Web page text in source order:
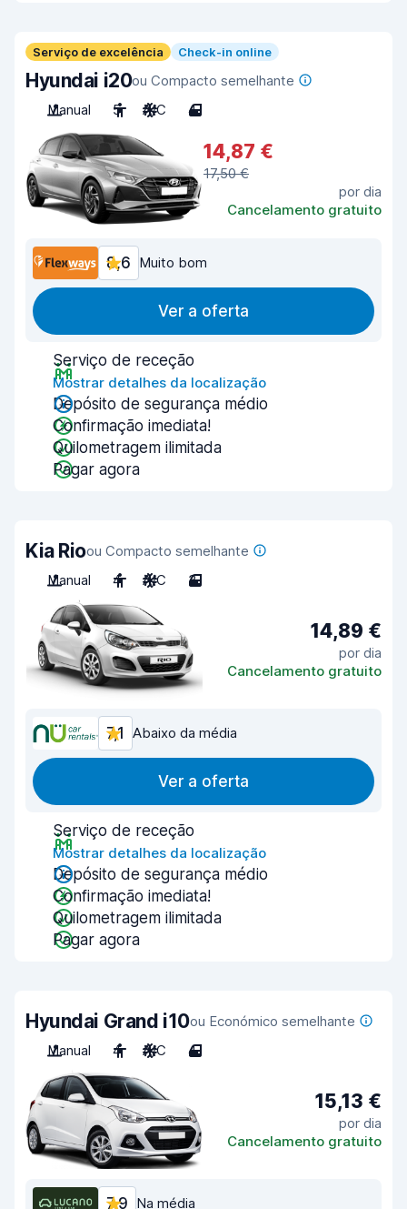
Serviço de excelência Check-in online
Hyundai i20ou Compacto semelhante
Manual
5 A/C 4
14,87 €
17,50 €
por dia
Cancelamento gratuito
8,6 Muito bom
Ver a oferta
Serviço de receção
Mostrar detalhes da localização
Depósito de segurança médio
Confirmação imediata!
Quilometragem ilimitada
Pagar agora
Kia Rioou Compacto semelhante
Manual
4 A/C 3
14,89 €
por dia
Cancelamento gratuito
7,1 Abaixo da média
Ver a oferta
Serviço de receção
Mostrar detalhes da localização
Depósito de segurança médio
Confirmação imediata!
Quilometragem ilimitada
Pagar agora
Hyundai Grand i10ou Económico semelhante
Manual
4 A/C 4
15,13 €
por dia
Cancelamento gratuito
7,9 Na média